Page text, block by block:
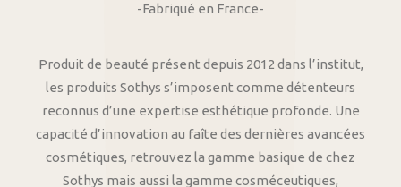
-Fabriqué en France-
Produit de beauté présent depuis 2012 dans l’institut,
les produits Sothys s’imposent comme détenteurs
reconnus d’une expertise esthétique profonde. Une
capacité d’innovation au faîte des dernières avancées
cosmétiques, retrouvez la gamme basique de chez
Sothys mais aussi la gamme cosméceutiques,